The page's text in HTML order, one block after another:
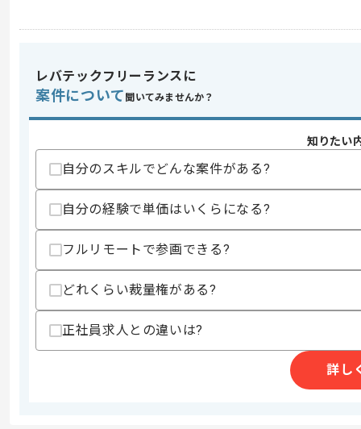
・Oracle、DB2の使用経験
精算・お支払い
支払いサイト
その他募集要項
商談回数
1回
募集人数
2019/04/01
レバテックフリーランスに
案件について 聞いてみませんか？
知りたい
自分のスキルでどんな案件がある?
自分の経験で単価はいくらになる?
フルリモートで参画できる?
どれくらい裁量権がある?
正社員求人との違いは?
詳し